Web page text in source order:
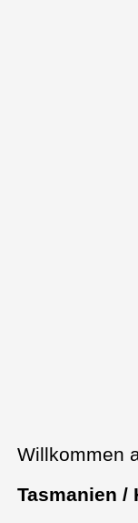
Willkommen
Tasmanien /